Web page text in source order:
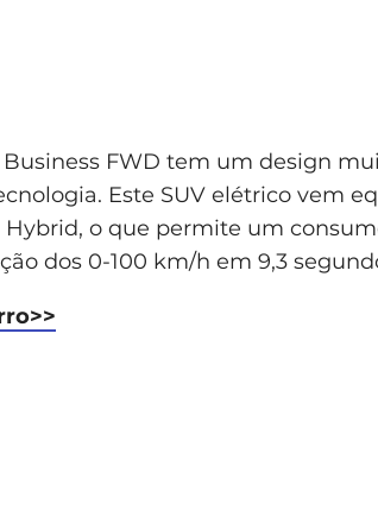
Business FWD tem um design
Este SUV elétrico vem
o que permite um
dos 0-100 km/h em 9,3